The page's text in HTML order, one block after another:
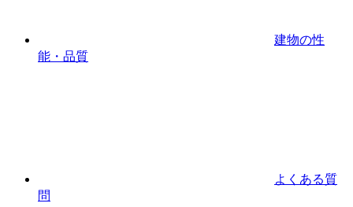
建物の性
能・品質
よくある質
問